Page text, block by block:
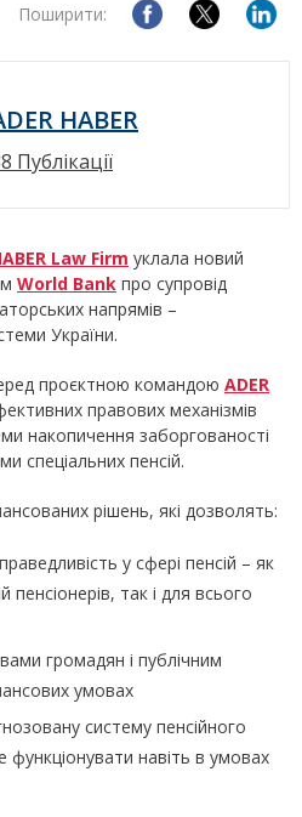
Поширити:
HABER
Публікації
Law Firm уклала новий
World Bank про супровід
напрямів –
України.
проєктною командою ADER
правових механізмів
накопичення заборгованості
спеціальних пенсій.
рішень, які дозволять:
у сфері пенсій – як
пенсіонерів, так і для всього
громадян і публічним
умовах
систему пенсійного
навіть в умовах